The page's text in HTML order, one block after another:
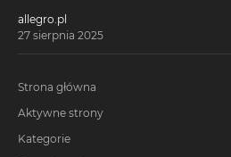
allegro.pl
27 sierpnia 2025
Strona główna
Aktywne strony
Kategorie